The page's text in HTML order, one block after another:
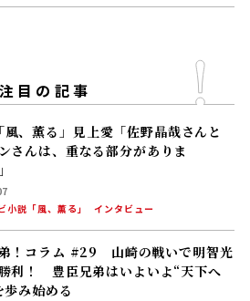
注目の記事
「風、薫る」見上愛「佐野晶哉さんと
さんは、重なる部分がありま
小説「風、薫る」
インタビュー
！コラム #29 山崎の戦いで明智光
利！ 豊臣兄弟はいよいよ“天下へ
歩み始める